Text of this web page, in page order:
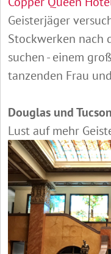
Geisterjäger
Stockwerken nach
suchen - einem
tanzenden Frau
Douglas und Tucson
Lust auf mehr